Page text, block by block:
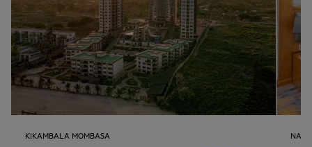
KIKAMBALA MOMBASA